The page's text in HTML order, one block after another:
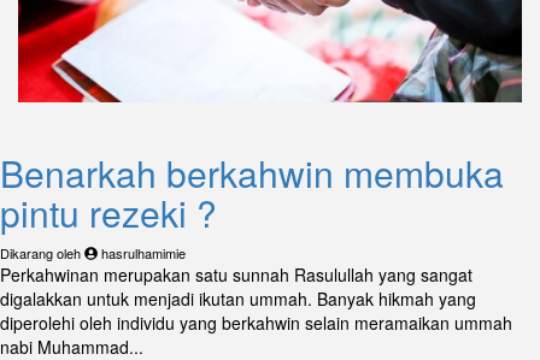
Benarkah berkahwin membuka
pintu rezeki ?
Dikarang oleh hasrulhamimie
Perkahwinan merupakan satu sunnah Rasulullah yang sangat
digalakkan untuk menjadi ikutan ummah. Banyak hikmah yang
diperolehi oleh individu yang berkahwin selain meramaikan ummah
nabi Muhammad...